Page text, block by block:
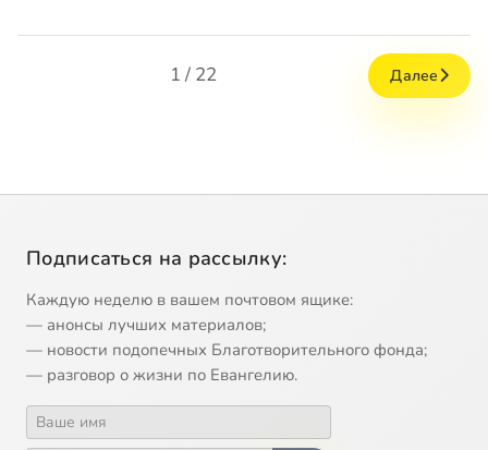
1 / 22 Далее
Подписаться на рассылку:
Каждую неделю в вашем почтовом ящике:
— анонсы лучших материалов;
— новости подопечных Благотворительного фонда;
— разговор о жизни по Евангелию.